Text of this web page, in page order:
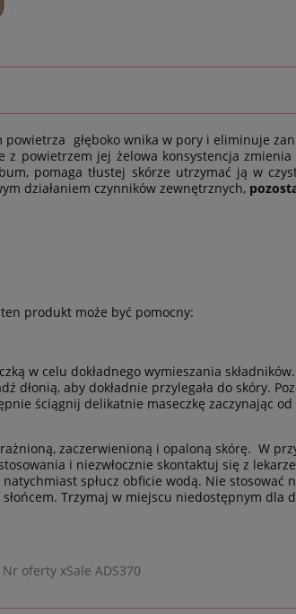
powietrza głęboko wnika w pory i eliminuje
powietrzem jej żelowa konsystencja
pomaga tłustej skórze utrzymać ją w
działaniem czynników zewnętrznych,
produkt może być pomocny:
w celu dokładnego wymieszania
dłonią, aby dokładnie przylegała do skóry.
ściągnij delikatnie maseczkę zaczynając
zaczerwienioną i opaloną skórę. W
i niezwłocznie skontaktuj się z
spłucz obficie wodą. Nie stosować
Trzymaj w miejscu niedostępnym dla
Nr oferty xSale ADS370